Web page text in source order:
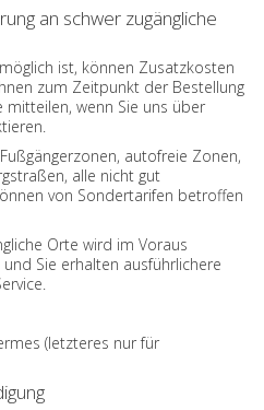
an schwer zugängliche
ist, können Zusatzkosten
zum Zeitpunkt der Bestellung
wenn Sie uns über
autofreie Zonen,
alle nicht gut
von Sondertarifen betroffen
Orte wird im Voraus
Sie erhalten ausführlichere
(letzteres nur für